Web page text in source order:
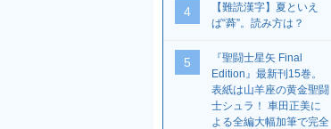
4
【難読漢字】夏といえ
ば“蕣”。読み方は？
5
『聖闘士星矢 Final
Edition』最新刊15巻。
表紙は山羊座の黄金聖闘
士シュラ！ 車田正美に
よる全編大幅加筆で完全